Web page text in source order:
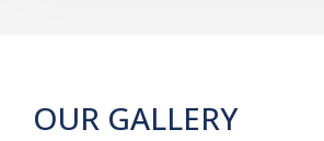
OUR GALLERY